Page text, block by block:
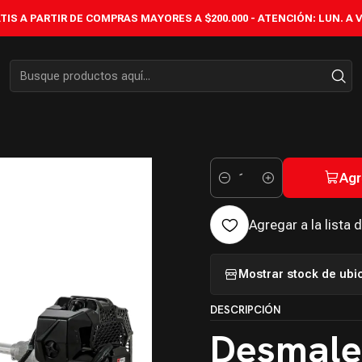
A PARTIR DE COMPRAS MAYORES A $200.000 - ATENCIÓN: LUN. A
DESMALEZADORA DESMALEZADORA 52cc ADV3 | 3.5 HP
Cantidad
Agregar a la lista
Mostrar stock de
DESCRIPCIÓN